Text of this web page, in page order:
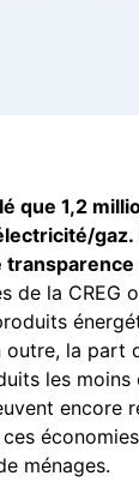
que 1,2
de la CREG
outre, la
les
encore
ménages.